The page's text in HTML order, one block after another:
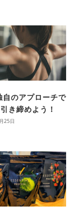
のアプローチで
き締めよう！
25日